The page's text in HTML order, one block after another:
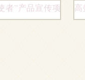
指南
者”产品宣传项目策